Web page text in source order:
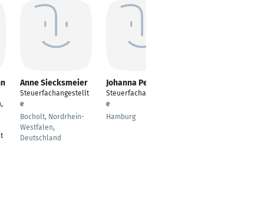
Anne Siecksmeier
Steuerfachangestellt
e
Bocholt, Nordrhein-
Westfalen,
Deutschland
Johanna Peper
Steuerfachangestellt
e
Hamburg